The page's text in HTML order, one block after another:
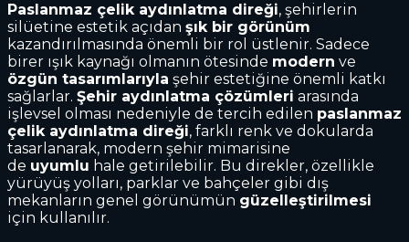
Paslanmaz çelik aydınlatma direği, şehirlerin
silüetine estetik açıdan şık bir görünüm
kazandırılmasında önemli bir rol üstlenir. Sadece
birer ışık kaynağı olmanın ötesinde modern ve
özgün tasarımlarıyla şehir estetiğine önemli katkı
sağlarlar. Şehir aydınlatma çözümleri arasında
işlevsel olması nedeniyle de tercih edilen paslanmaz
çelik aydınlatma direği, farklı renk ve dokularda
tasarlanarak, modern şehir mimarisine
de uyumlu hale getirilebilir. Bu direkler, özellikle
yürüyüş yolları, parklar ve bahçeler gibi dış
mekanların genel görünümün güzelleştirilmesi
için kullanılır.